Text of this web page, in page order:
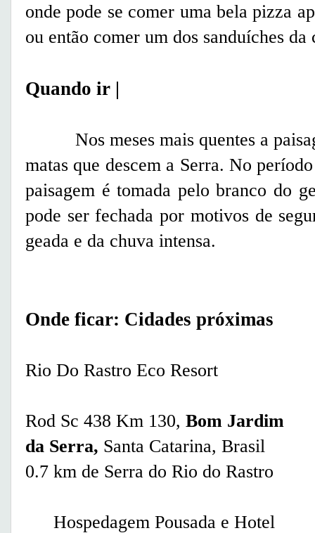
onde pode se comer uma bela pizza
ou então comer um dos sanduíches da
Quando ir |
Nos meses mais quentes a
matas que descem a Serra. No
paisagem é tomada pelo branco do
pode ser fechada por motivos de
geada e da chuva intensa.
Onde ficar: Cidades próximas
Rio Do Rastro Eco Resort
Rod Sc 438 Km 130, Bom Jardim
da Serra, Santa Catarina, Brasil
0.7 km de Serra do Rio do Rastro
Hospedagem Pousada e Hotel